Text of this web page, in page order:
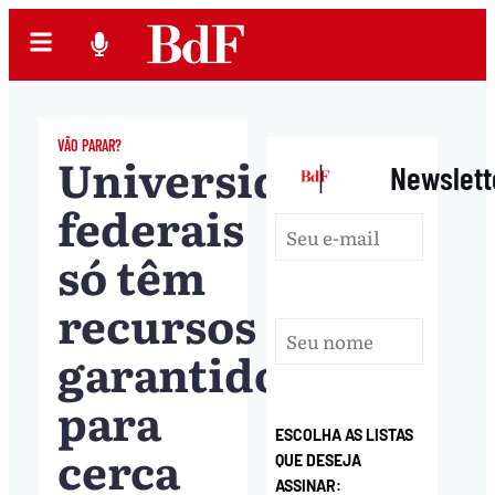
VÃO PARAR?
Universidades
federais
só têm
recursos
garantidos
para
cerca
|
ESCOLHA AS LISTAS
QUE DESEJA
ASSINAR: